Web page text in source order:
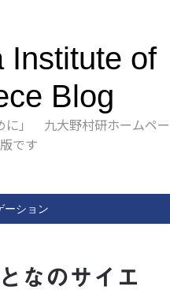
Institute of
Blog
」 九大野村研ホームペー
です
ーション
なのサイエ